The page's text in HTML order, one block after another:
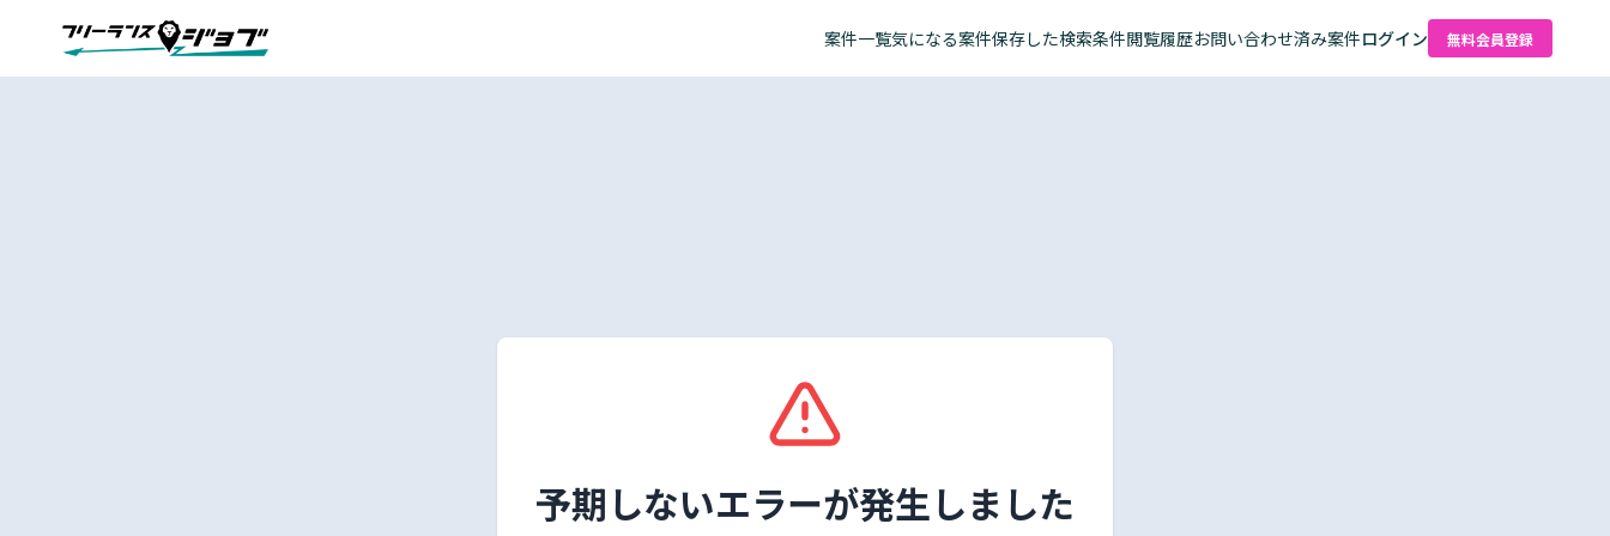
案件一覧気になる案件保存した検索条件閲覧履歴お問い合わせ済み案件ログイン 無料会員登録
予期しないエラーが発生しました